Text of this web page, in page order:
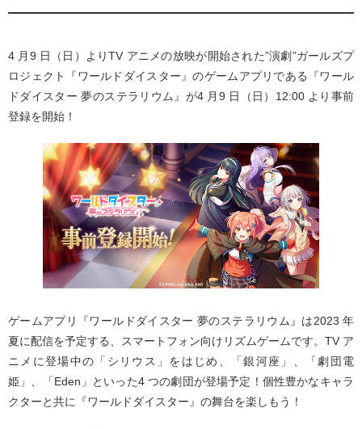
4 月9 日（日）よりTV アニメの放映が開始された”演劇”ガールズプ
ロジェクト『ワールドダイスター』のゲームアプリである『ワール
ドダイスター 夢のステラリウム』が4 月9 日（日）12:00 より事前
登録を開始！
ゲームアプリ『ワールドダイスター 夢のステラリウム』は2023 年
夏に配信を予定する、スマートフォン向けリズムゲームです。TV ア
ニメに登場中の「シリウス」をはじめ、「銀河座」、「劇団電
姫」、「Eden」といった4 つの劇団が登場予定！個性豊かなキャラ
クターと共に『ワールドダイスター』の舞台を楽しもう！